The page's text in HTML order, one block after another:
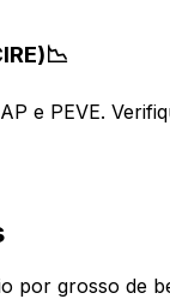
📉
e PEVE.
por grosso de